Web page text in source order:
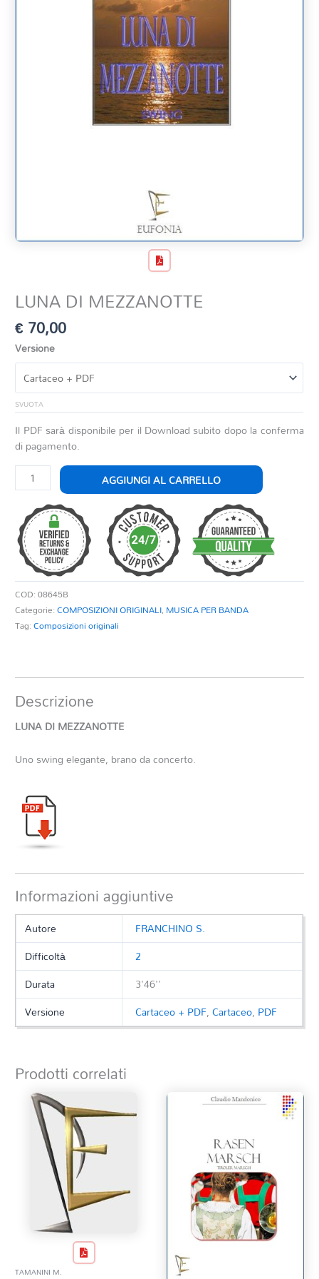
LUNA DI MEZZANOTTE
€70,00
Versione
SVUOTA
Il PDF sarà disponibile per il Download subito dopo la conferma
di pagamento.
LUNA
DI
MEZZANOTTE
quantità
AGGIUNGI AL CARRELLO
COD:08645B
Categorie:COMPOSIZIONI ORIGINALI, MUSICA PER BANDA
Tag:Composizioni originali
Descrizione
LUNA DI MEZZANOTTE
Uno swing elegante, brano da concerto.
Informazioni aggiuntive
Autore
FRANCHINO S.
Difficoltà
2
Durata
3'46''
Versione
Cartaceo + PDF,Cartaceo, PDF
Prodotti correlati
TAMANINI M.